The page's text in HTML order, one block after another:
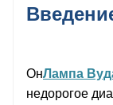
ОнЛампа
недорогое